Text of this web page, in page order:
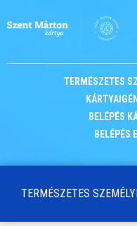
TERMÉSZETES
BELÉPÉS
BELÉPÉS
TERMÉSZETES